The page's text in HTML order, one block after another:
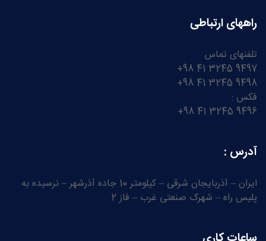
راههای ارتباطی
تلفنهای تماس
9497 3245 41 98+
9498 3245 41 98+
فکس :
9496 3245 41 98+
آدرس :
ایران – آذربایجان شرقی – کیلومتر 10 جاده آذرشهر – نرسیده به
پلیس راه – شهرک صنعتی غرب – فاز 2